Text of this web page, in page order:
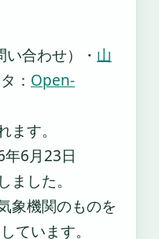
い合わせ） ・ 山
： Open-
す。
6月23日
した。
象機関のものを
ています。